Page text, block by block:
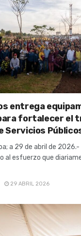
entrega
fortalecer el
Servicios
a 29 de abril de
al esfuerzo que
29 ABRIL 2026